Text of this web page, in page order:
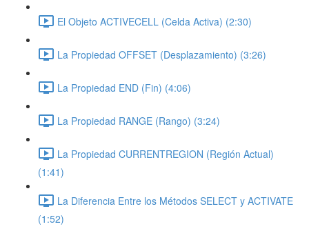
El Objeto ACTIVECELL (Celda Activa) (2:30)
La Propiedad OFFSET (Desplazamiento) (3:26)
La Propiedad END (Fin) (4:06)
La Propiedad RANGE (Rango) (3:24)
La Propiedad CURRENTREGION (Región Actual)
(1:41)
La Diferencia Entre los Métodos SELECT y ACTIVATE
(1:52)